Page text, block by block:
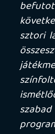
több
nem
A time
kb.
- A
autó jó
vagy